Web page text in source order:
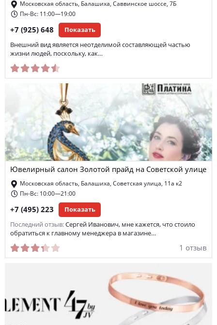
Московская область, Балашиха, Саввинское шоссе, 7Б
Пн-Вс: 11:00—19:00
+7 (925) 648 Показать
Внешний вид является неотделимой составляющей частью
жизни людей, поскольку, как…
Ювелирный салон Золотой прайд на Советской улице
Московская область, Балашиха, Советская улица, 11а к2
Пн-Вс: 10:00—21:00
+7 (495) 223 Показать
Последний отзыв: Сергей Иванович, мне кажется, что стоило
обратиться к главному менеджера в магазине…
1 отзыв